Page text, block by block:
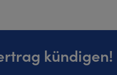
kündigen!